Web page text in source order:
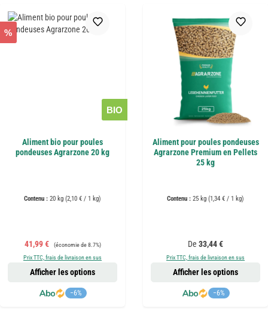
%
BIO
Aliment bio pour poules
pondeuses Agrarzone 20 kg
Contenu : 20 kg (2,10 € / 1 kg)
Prix de vente :
41,99 € Prix régulier :
(économie de 8.7%)
Prix TTC, frais de livraison en sus
−6%
Afficher les options
Aliment pour poules pondeuses
Agrarzone Premium en Pellets
25 kg
Contenu : 25 kg (1,34 € / 1 kg)
Prix régulier :
De 33,44 €
Prix TTC, frais de livraison en sus
−6%
Afficher les options